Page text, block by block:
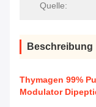
Quelle:
Beschreibung
Thymagen 99%
Modulator